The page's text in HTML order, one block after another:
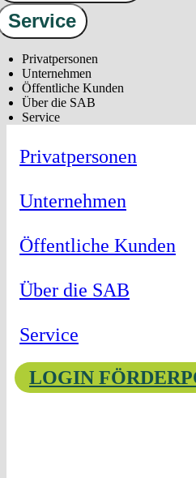
Service
Privatpersonen
Unternehmen
Öffentliche Kunden
Über die SAB
Service
Privatpersonen
Unternehmen
Öffentliche Kunden
Über die SAB
Service
LOGIN